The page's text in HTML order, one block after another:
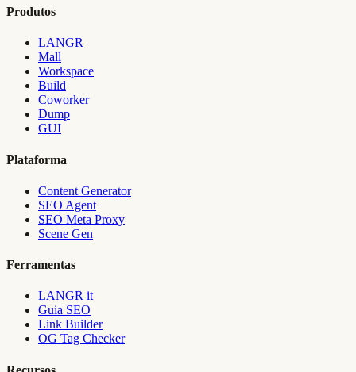
Produtos
LANGR
Mall
Workspace
Build
Coworker
Dump
GUI
Plataforma
Content Generator
SEO Agent
SEO Meta Proxy
Scene Gen
Ferramentas
LANGR it
Guia SEO
Link Builder
OG Tag Checker